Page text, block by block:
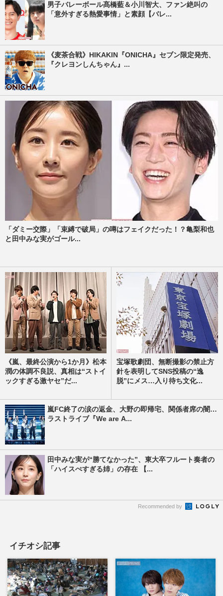
男子バレーボール髙橋藍＆小川智大、ファン絶叫の
「意外すぎる熱愛事情」と素顔【バレ...
《麦茶合戦》HIKAKIN『ONICHA』セブン限定発売、
『クレヨンしんちゃん』...
「ダミー交際」「束縛で破局」の噂はフェイクだった！？亀梨和也
と田中みな実がゴール...
《嵐、最終公演から1か月》松本
潤の体調不良説、真相は“ストイ
ックすぎる激ヤセ”だ...
宝塚歌劇団、無断撮影の禁止方
針を表明してSNS投稿の“逸
脱”にメス…入り待ち文化...
嵐FC終了の涙の返金、大野の即帰宅、関係者席の闇…
ラストライブ『We are A...
田中みな実が“勝てなかった”、東大卒フルート奏者の
「ハイスぺすぎる姉」の存在 【...
Recommended by
イチオシ記事